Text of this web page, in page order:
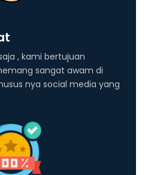
, kami bertujuan
sangat awam di
nya social media yang